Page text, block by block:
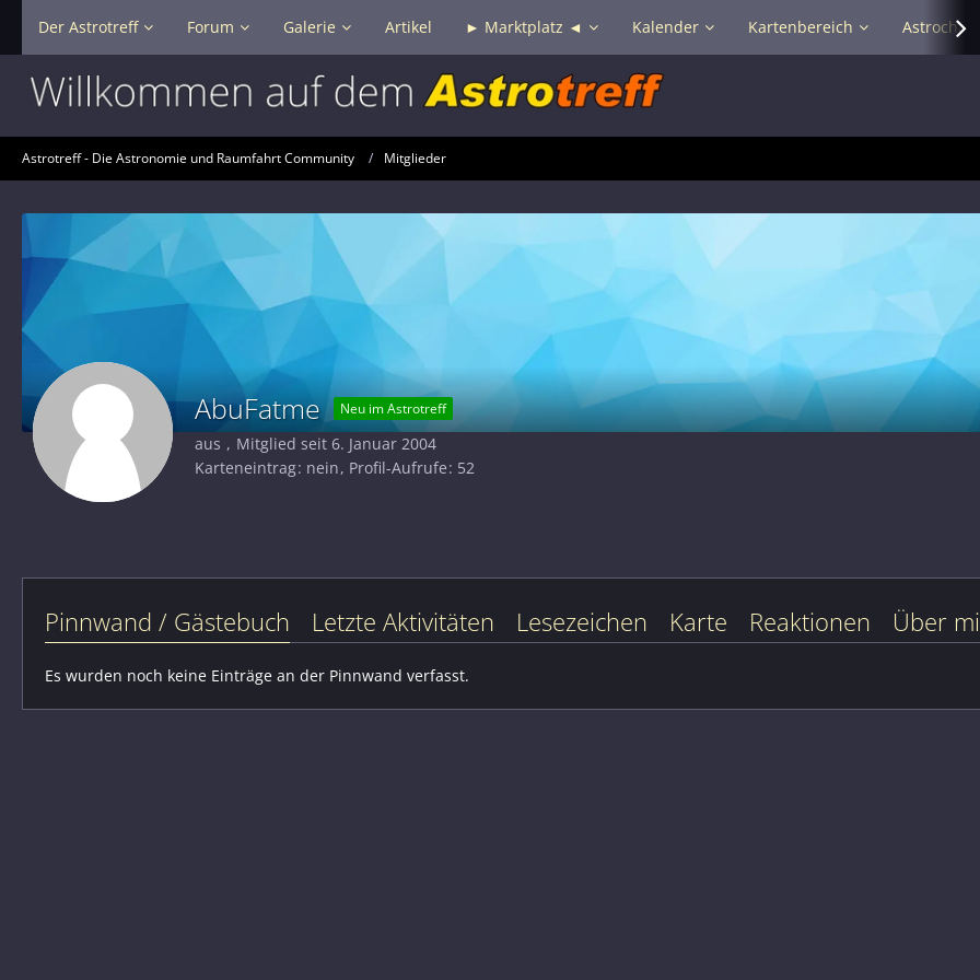
Der Astrotreff Forum Galerie Artikel ► Marktplatz ◄ Kalender Kartenbereich Astrochat
Astrotreff - Die Astronomie und Raumfahrt Community Mitglieder
AbuFatme Neu im Astrotreff
aus
Mitglied seit 6. Januar 2004
Karteneintrag nein Profil-Aufrufe 52
Pinnwand / Gästebuch Letzte Aktivitäten Lesezeichen Karte Reaktionen Über
Es wurden noch keine Einträge an der Pinnwand verfasst.